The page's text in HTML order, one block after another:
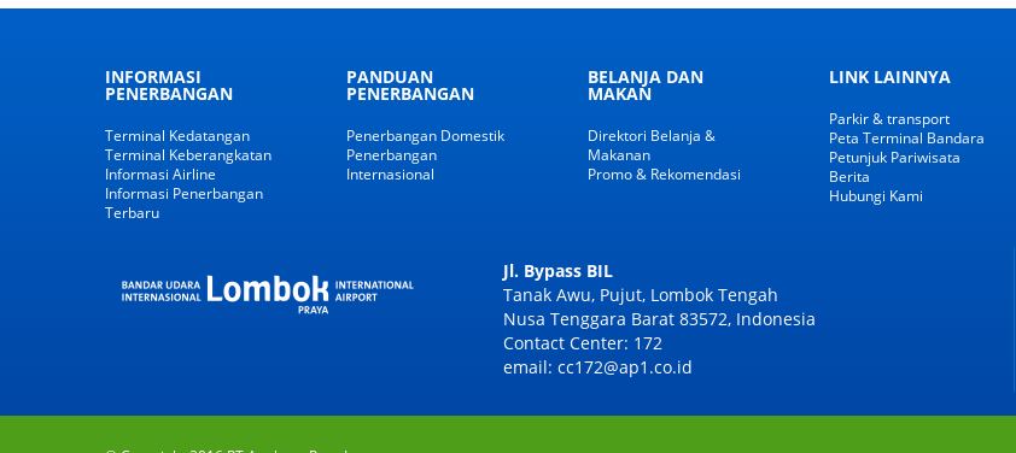
INFORMASI
PENERBANGAN
Terminal Kedatangan
Terminal Keberangkatan
Informasi Airline
Informasi Penerbangan
Terbaru
PANDUAN
PENERBANGAN
Penerbangan Domestik
Penerbangan
Internasional
BELANJA DAN
MAKAN
Direktori Belanja &
Makanan
Promo & Rekomendasi
LINK LAINNYA
Parkir & transport
Peta Terminal Bandara
Petunjuk Pariwisata
Berita
Hubungi Kami
Jl. Bypass BIL
Tanak Awu, Pujut, Lombok Tengah
Nusa Tenggara Barat 83572, Indonesia
Contact Center: 172
email: cc172@ap1.co.id